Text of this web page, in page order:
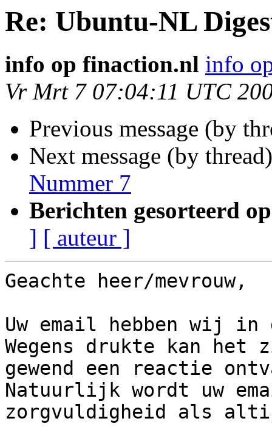
Re: Ubuntu-NL
info op finaction.nl info
Vr Mrt 7 07:04:11 UTC
Previous message (by
Next message (by
Nummer 7
Berichten gesorteerd
] [ auteur ]
Geachte heer/mevrouw,
Uw email hebben wij in
Wegens drukte kan
gewend een reactie
Natuurlijk wordt uw
zorgvuldigheid als